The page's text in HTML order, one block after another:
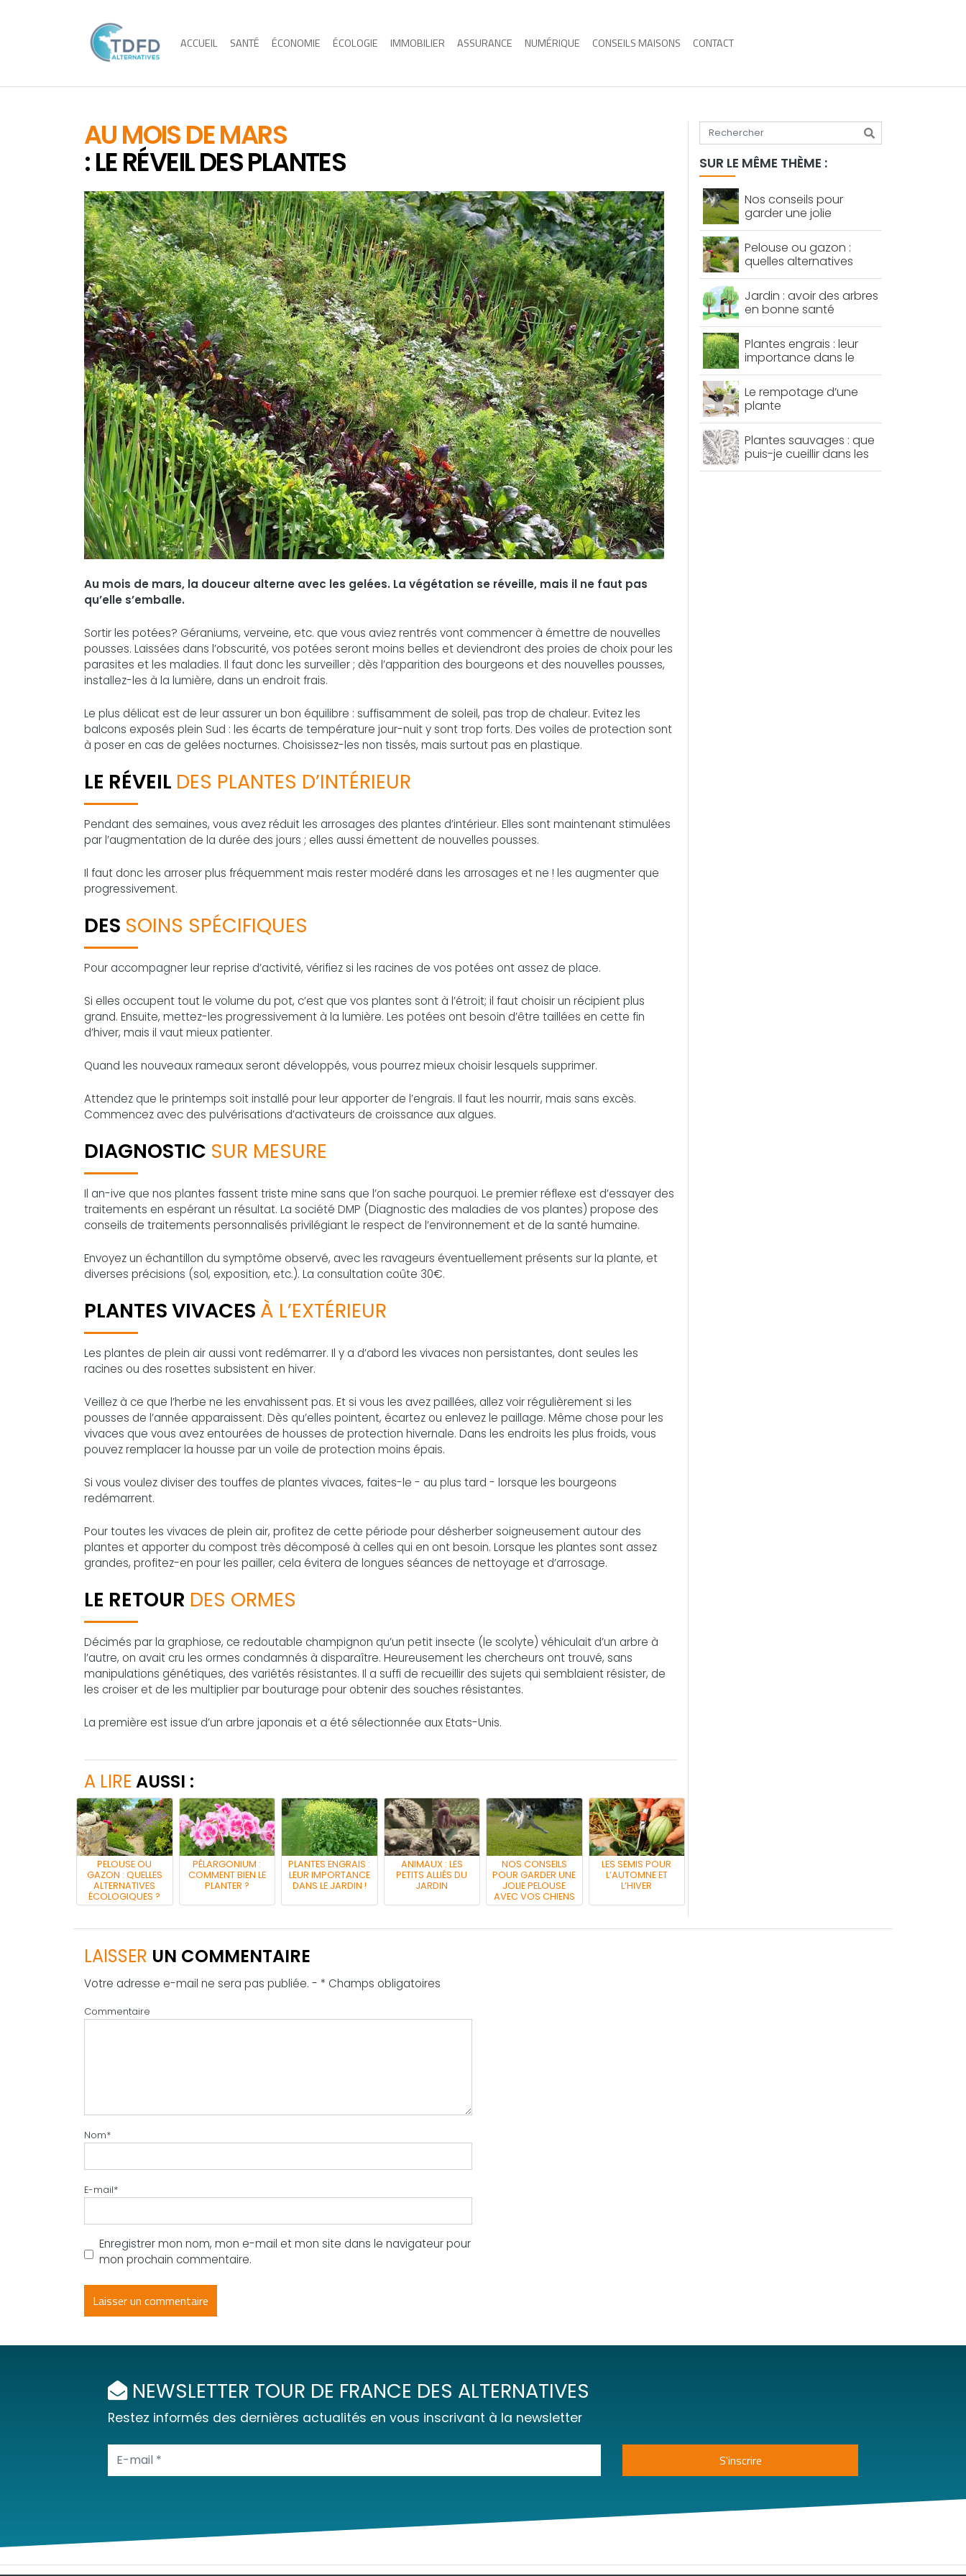
ACCUEIL SANTÉ ÉCONOMIE ÉCOLOGIE IMMOBILIER ASSURANCE NUMÉRIQUE CONSEILS MAISONS CONTACT
AU MOIS DE MARS
: LE RÉVEIL DES PLANTES
Au mois de mars, la douceur alterne avec les gelées. La végétation se réveille, mais il ne faut pas
qu’elle s’emballe.
Sortir les potées? Géraniums, verveine, etc. que vous aviez rentrés vont commencer à émettre de nouvelles
pousses. Laissées dans l’obscurité, vos potées seront moins belles et deviendront des proies de choix pour les
parasites et les maladies. Il faut donc les surveiller ; dès l’apparition des bourgeons et des nouvelles pousses,
installez-les à la lumière, dans un endroit frais.
Le plus délicat est de leur assurer un bon équilibre : suffisamment de soleil, pas trop de chaleur. Evitez les
balcons exposés plein Sud : les écarts de température jour-nuit y sont trop forts. Des voiles de protection sont
à poser en cas de gelées nocturnes. Choisissez-les non tissés, mais surtout pas en plastique.
LE RÉVEIL DES PLANTES D’INTÉRIEUR
Pendant des semaines, vous avez réduit les arrosages des plantes d’intérieur. Elles sont maintenant stimulées
par l’augmentation de la durée des jours ; elles aussi émettent de nouvelles pousses.
Il faut donc les arroser plus fréquemment mais rester modéré dans les arrosages et ne ! les augmenter que
progressivement.
DES SOINS SPÉCIFIQUES
Pour accompagner leur reprise d’activité, vérifiez si les racines de vos potées ont assez de place.
Si elles occupent tout le volume du pot, c’est que vos plantes sont à l’étroit; il faut choisir un récipient plus
grand. Ensuite, mettez-les progressivement à la lumière. Les potées ont besoin d’être taillées en cette fin
d’hiver, mais il vaut mieux patienter.
Quand les nouveaux rameaux seront développés, vous pourrez mieux choisir lesquels supprimer.
Attendez que le printemps soit installé pour leur apporter de l’engrais. Il faut les nourrir, mais sans excès.
Commencez avec des pulvérisations d’activateurs de croissance aux algues.
DIAGNOSTIC SUR MESURE
Il an-ive que nos plantes fassent triste mine sans que l’on sache pourquoi. Le premier réflexe est d’essayer des
traitements en espérant un résultat. La société DMP (Diagnostic des maladies de vos plantes) propose des
conseils de traitements personnalisés privilégiant le respect de l’environnement et de la santé humaine.
Envoyez un échantillon du symptôme observé, avec les ravageurs éventuellement présents sur la plante, et
diverses précisions (sol, exposition, etc.). La consultation coûte 30€.
PLANTES VIVACES À L’EXTÉRIEUR
Les plantes de plein air aussi vont redémarrer. Il y a d’abord les vivaces non persistantes, dont seules les
racines ou des rosettes subsistent en hiver.
Veillez à ce que l’herbe ne les envahissent pas. Et si vous les avez paillées, allez voir régulièrement si les
pousses de l’année apparaissent. Dès qu’elles pointent, écartez ou enlevez le paillage. Même chose pour les
vivaces que vous avez entourées de housses de protection hivernale. Dans les endroits les plus froids, vous
pouvez remplacer la housse par un voile de protection moins épais.
Si vous voulez diviser des touffes de plantes vivaces, faites-le - au plus tard - lorsque les bourgeons
redémarrent.
Pour toutes les vivaces de plein air, profitez de cette période pour désherber soigneusement autour des
plantes et apporter du compost très décomposé à celles qui en ont besoin. Lorsque les plantes sont assez
grandes, profitez-en pour les pailler, cela évitera de longues séances de nettoyage et d’arrosage.
LE RETOUR DES ORMES
Décimés par la graphiose, ce redoutable champignon qu’un petit insecte (le scolyte) véhiculait d’un arbre à
l’autre, on avait cru les ormes condamnés à disparaître. Heureusement les chercheurs ont trouvé, sans
manipulations génétiques, des variétés résistantes. Il a suffi de recueillir des sujets qui semblaient résister, de
les croiser et de les multiplier par bouturage pour obtenir des souches résistantes.
La première est issue d’un arbre japonais et a été sélectionnée aux Etats-Unis.
A LIRE AUSSI :
PELOUSE OU
GAZON : QUELLES
ALTERNATIVES
ÉCOLOGIQUES ?
PÉLARGONIUM :
COMMENT BIEN LE
PLANTER ?
PLANTES ENGRAIS :
LEUR IMPORTANCE
DANS LE JARDIN !
ANIMAUX : LES
PETITS ALLIÉS DU
JARDIN
NOS CONSEILS
POUR GARDER UNE
JOLIE PELOUSE
AVEC VOS CHIENS
LES SEMIS POUR
L’AUTOMNE ET
L’HIVER
Tapez votre recherche
SUR LE MÊME THÈME :
Nos conseils pour
garder une jolie
pelouse avec vos
chiens
Pelouse ou gazon :
quelles alternatives
écologiques ?
Jardin : avoir des arbres
en bonne santé
Plantes engrais : leur
importance dans le
jardin !
Le rempotage d’une
plante
Plantes sauvages : que
puis-je cueillir dans les
bois ?
LAISSER UN COMMENTAIRE
Votre adresse e-mail ne sera pas publiée. - * Champs obligatoires
Commentaire
Nom*
E-mail*
Enregistrer mon nom, mon e-mail et mon site dans le navigateur pour
mon prochain commentaire.
NEWSLETTER TOUR DE FRANCE DES ALTERNATIVES
Restez informés des dernières actualités en vous inscrivant à la newsletter